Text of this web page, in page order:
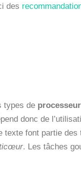
des
types de
donc de
font partie
. Les tâches